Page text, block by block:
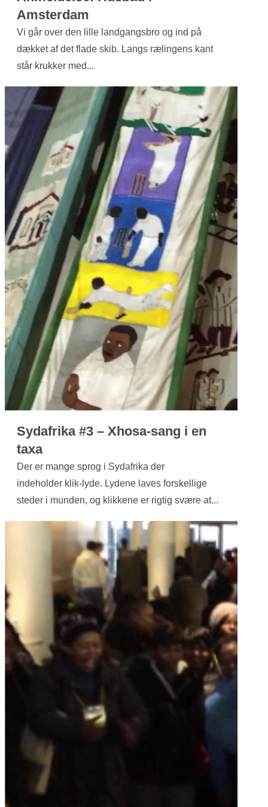
Amsterdam
Vi går over den lille landgangsbro og ind på
dækket af det flade skib. Langs rælingens kant
står krukker med...
Sydafrika #3 – Xhosa-sang i en
taxa
Der er mange sprog i Sydafrika der
indeholder klik-lyde. Lydene laves forskellige
steder i munden, og klikkene er rigtig svære at...